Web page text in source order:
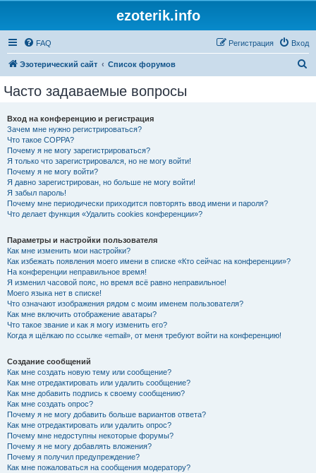
ezoterik.info
FAQ Вход
Регистрация
Эзотерический сайт Список форумов
Часто задаваемые вопросы
Вход на конференцию и регистрация
Зачем мне нужно регистрироваться?
Что такое COPPA?
Почему я не могу зарегистрироваться?
Я только что зарегистрировался, но не могу войти!
Почему я не могу войти?
Я давно зарегистрирован, но больше не могу войти!
Я забыл пароль!
Почему мне периодически приходится повторять ввод имени и пароля?
Что делает функция «Удалить cookies конференции»?
Параметры и настройки пользователя
Как мне изменить мои настройки?
Как избежать появления моего имени в списке «Кто сейчас на конференции»?
На конференции неправильное время!
Я изменил часовой пояс, но время всё равно неправильное!
Моего языка нет в списке!
Что означают изображения рядом с моим именем пользователя?
Как мне включить отображение аватары?
Что такое звание и как я могу изменить его?
Когда я щёлкаю по ссылке «email», от меня требуют войти на конференцию!
Создание сообщений
Как мне создать новую тему или сообщение?
Как мне отредактировать или удалить сообщение?
Как мне добавить подпись к своему сообщению?
Как мне создать опрос?
Почему я не могу добавить больше вариантов ответа?
Как мне отредактировать или удалить опрос?
Почему мне недоступны некоторые форумы?
Почему я не могу добавлять вложения?
Почему я получил предупреждение?
Как мне пожаловаться на сообщения модератору?